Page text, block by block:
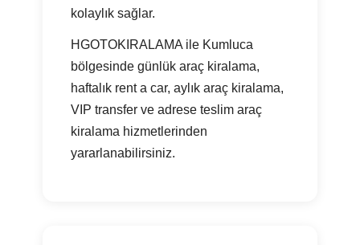
kolaylık sağlar.
HGOTOKIRALAMA ile Kumluca
bölgesinde günlük araç kiralama,
haftalık rent a car, aylık araç kiralama,
VIP transfer ve adrese teslim araç
kiralama hizmetlerinden
yararlanabilirsiniz.